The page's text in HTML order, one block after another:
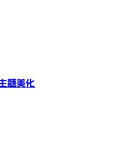
题美化